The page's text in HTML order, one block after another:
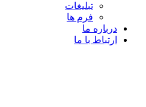
تبلیغات
فرم ها
درباره ما
ارتباط با ما